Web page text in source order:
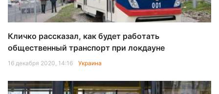
Кличко рассказал, как будет работать
общественный транспорт при локдауне
16 декабря 2020, 14:16 Украина